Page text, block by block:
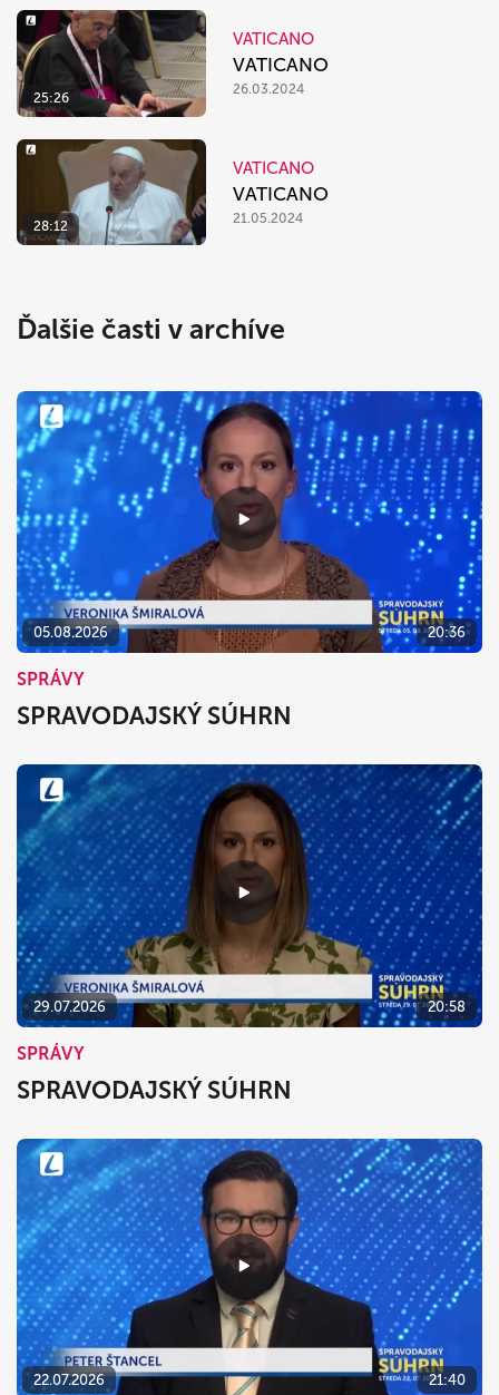
25:26
VATICANO
VATICANO
26.03.2024
28:12
VATICANO
VATICANO
21.05.2024
Ďalšie časti v archíve
05.08.2026 20:36
SPRÁVY
SPRAVODAJSKÝ SÚHRN
29.07.2026 20:58
SPRÁVY
SPRAVODAJSKÝ SÚHRN
22.07.2026 21:40